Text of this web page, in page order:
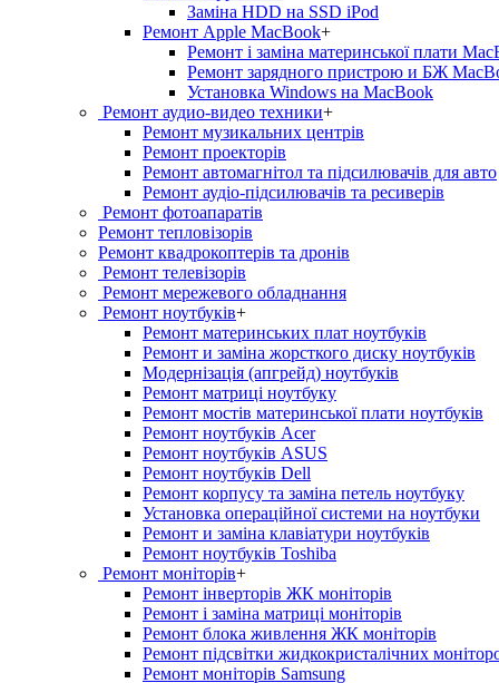
Заміна HDD на SSD iPod
Ремонт Apple MacBook+
Ремонт і заміна материнської плати
Ремонт зарядного пристрою и БЖ
Установка Windows на MacBook
Ремонт аудио-видео техники+
Ремонт музикальних центрів
Ремонт проекторів
Ремонт автомагнітол та підсилювачів для авто
Ремонт аудіо-підсилювачів та ресиверів
Ремонт фотоапаратів
Ремонт тепловізорів
Ремонт квадрокоптерів та дронів
Ремонт телевізорів
Ремонт мережевого обладнання
Ремонт ноутбуків+
Ремонт материнських плат ноутбуків
Ремонт и заміна жорсткого диску ноутбуків
Модернізація (апгрейд) ноутбуків
Ремонт матриці ноутбуку
Ремонт мостів материнської плати ноутбуків
Ремонт ноутбуків Acer
Ремонт ноутбуків ASUS
Ремонт ноутбуків Dell
Ремонт корпусу та заміна петель ноутбуку
Установка операційної системи на ноутбуки
Ремонт и заміна клавіатури ноутбуків
Ремонт ноутбуків Toshiba
Ремонт моніторів+
Ремонт інверторів ЖК моніторів
Ремонт і заміна матриці моніторів
Ремонт блока живлення ЖК моніторів
Ремонт підсвітки жидкокристалічних
Ремонт моніторів Samsung